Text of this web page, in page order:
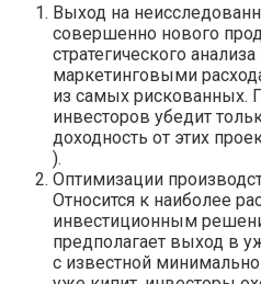
Выход на
совершенно нового
стратегического
маркетинговыми
из самых рискованных.
инвесторов убедит
доходность от этих
).
Оптимизации
Относится к наиболее
инвестиционным
предполагает выход в
с известной